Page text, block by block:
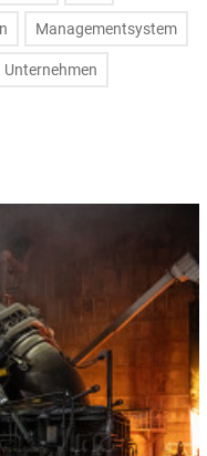
Managementsystem
Unternehmen